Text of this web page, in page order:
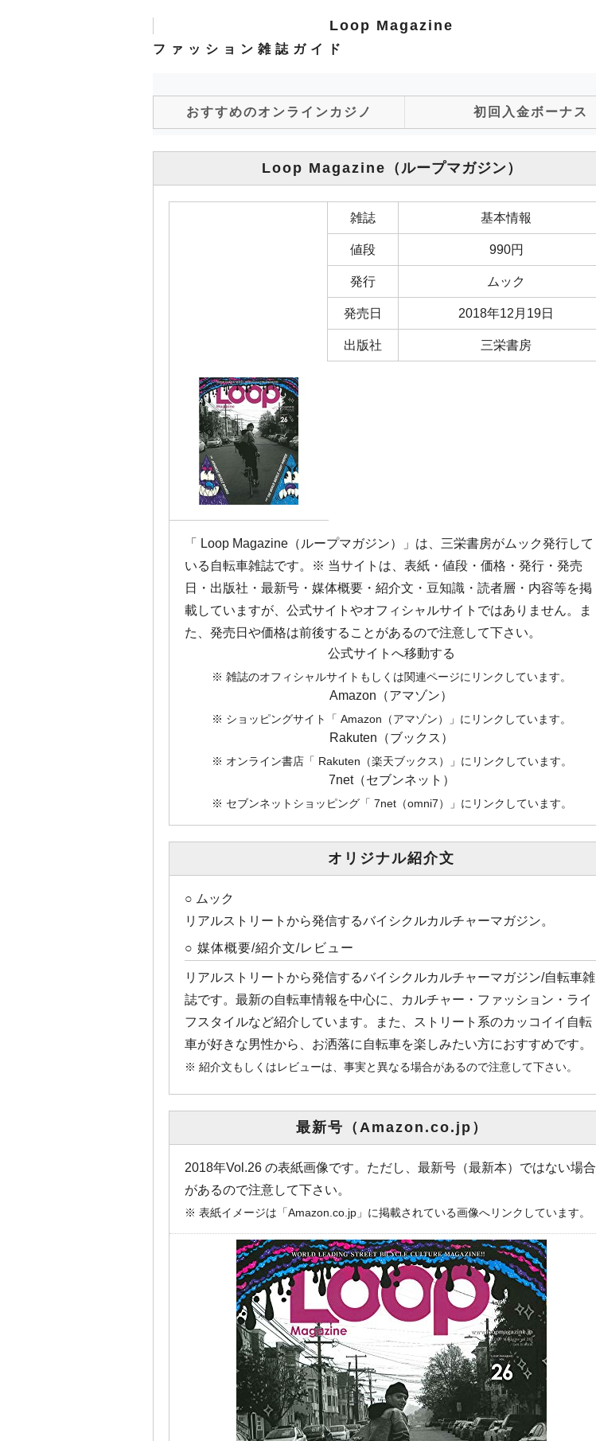
Loop Magazine
ファッション雑誌ガイド
おすすめのオンラインカジノ 初回入金ボーナス
Loop Magazine （ループマガジン）
雑誌 基本情報
値段 990円
発行 ムック
発売日 2018年12月19日
出版社 三栄書房
「 Loop Magazine（ループマガジン）」は、三栄書房がムック発行して
いる自転車雑誌です。※ 当サイトは、表紙・値段・価格・発行・発売
日・出版社・最新号・媒体概要・紹介文・豆知識・読者層・内容等を掲
載していますが、公式サイトやオフィシャルサイトではありません。ま
た、発売日や価格は前後することがあるので注意して下さい。
公式サイトへ移動する
※ 雑誌のオフィシャルサイトもしくは関連ページにリンクしています。
Amazon（アマゾン）
※ ショッピングサイト「 Amazon（アマゾン）」にリンクしています。
Rakuten（ブックス）
※ オンライン書店「 Rakuten（楽天ブックス）」にリンクしています。
7net（セブンネット）
※ セブンネットショッピング「 7net（omni7）」にリンクしています。
オリジナル紹介文
○ ムック
リアルストリートから発信するバイシクルカルチャーマガジン。
○ 媒体概要/紹介文/レビュー
リアルストリートから発信するバイシクルカルチャーマガジン/自転車雑
誌です。最新の自転車情報を中心に、カルチャー・ファッション・ライ
フスタイルなど紹介しています。また、ストリート系のカッコイイ自転
車が好きな男性から、お洒落に自転車を楽しみたい方におすすめです。
※ 紹介文もしくはレビューは、事実と異なる場合があるので注意して下さい。
最新号（Amazon.co.jp）
2018年Vol.26 の表紙画像です。ただし、最新号（最新本）ではない場合
があるので注意して下さい。
※ 表紙イメージは「Amazon.co.jp」に掲載されている画像へリンクしています。